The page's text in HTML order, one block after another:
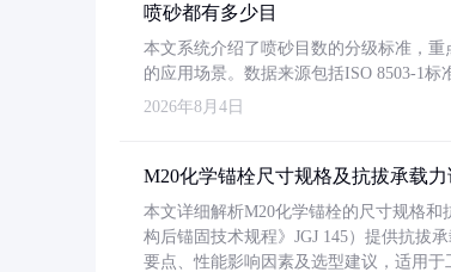
喷砂都有多少目
本文系统介绍了喷砂目数的分级标准，
的应用场景。数据来源包括ISO 8503-1
2026年8月4日
M20化学锚栓尺寸规格及抗拔承载
本文详细解析M20化学锚栓的尺寸规格
构后锚固技术规程》JGJ 145）提供抗拔
要点、性能影响因素及选型建议，适用于